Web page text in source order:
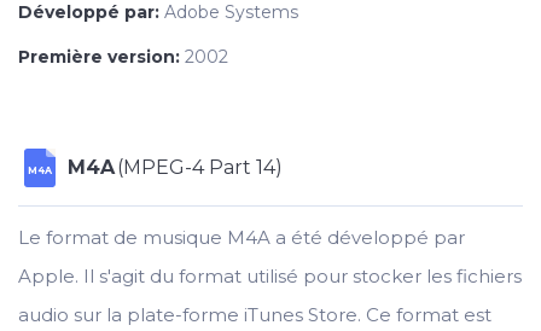
Développé par: Adobe Systems
Première version: 2002
M4A M4A(MPEG-4 Part 14)
Le format de musique M4A a été développé par
Apple. Il s'agit du format utilisé pour stocker les fichiers
audio sur la plate-forme iTunes Store. Ce format est